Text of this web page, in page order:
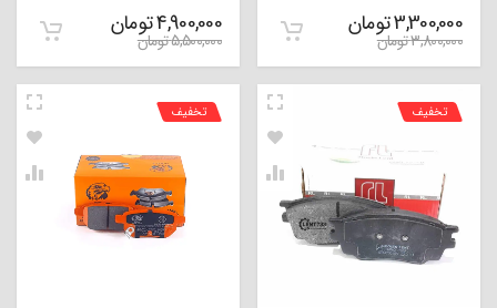
3,300,000تومان
3,800,000تومان
مشتری
4,900,000تومان
5,500,000تومان
تخفیف تخفیف